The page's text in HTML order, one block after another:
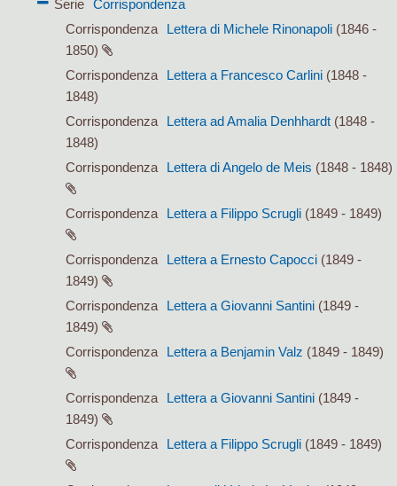
Serie Corrispondenza
Corrispondenza
Lettera di Michele Rinonapoli (1846 -
1850)
Corrispondenza
Lettera a Francesco Carlini (1848 -
1848)
Corrispondenza
Lettera ad Amalia Denhhardt (1848 -
1848)
Corrispondenza
Lettera di Angelo de Meis (1848 - 1848)
Corrispondenza Lettera a Filippo Scrugli (1849 - 1849)
Corrispondenza Lettera a Ernesto Capocci (1849 -
1849)
Corrispondenza
Lettera a Giovanni Santini (1849 -
1849)
Corrispondenza
Lettera a Benjamin Valz (1849 - 1849)
Corrispondenza Lettera a Giovanni Santini (1849 -
1849)
Corrispondenza
Lettera a Filippo Scrugli (1849 - 1849)